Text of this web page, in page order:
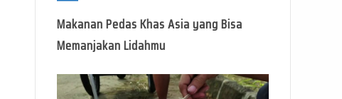
Makanan Pedas Khas Asia yang Bisa
Memanjakan Lidahmu